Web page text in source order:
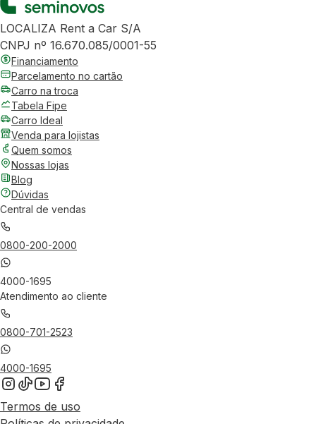
LOCALIZA Rent a Car S/A
CNPJ nº 16.670.085/0001-55
Financiamento
Parcelamento no cartão
Carro na troca
Tabela Fipe
Carro Ideal
Venda para lojistas
Quem somos
Nossas lojas
Blog
Dúvidas
Central de vendas
0800-200-2000
4000-1695
Atendimento ao cliente
0800-701-2523
4000-1695
Termos de uso